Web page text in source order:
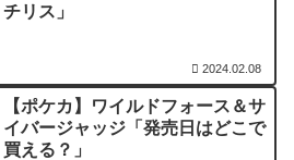
チリス」
2024.02.08
【ポケカ】ワイルドフォース＆サ
イバージャッジ「発売日はどこで
買える？」